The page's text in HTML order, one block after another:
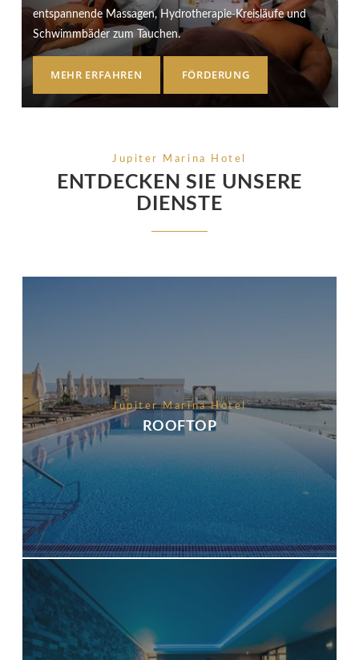
entspannende Massagen, Hydrotherapie-Kreisläufe und
Schwimmbäder zum Tauchen.
MEHR ERFAHREN FÖRDERUNG
Jupiter Marina Hotel
ENTDECKEN SIE UNSERE
DIENSTE
Jupiter Marina Hotel
ROOFTOP